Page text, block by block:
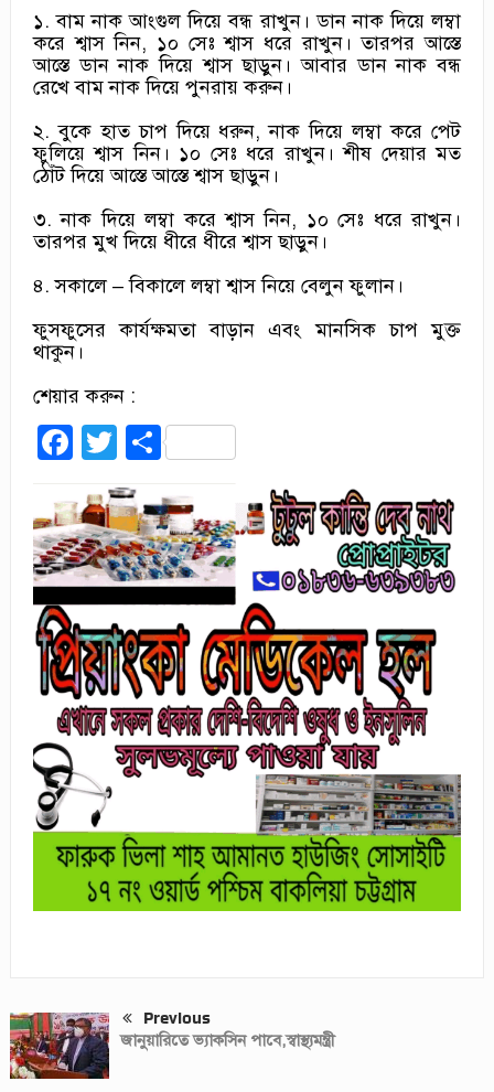
১. বাম নাক আংগুল দিয়ে বন্ধ রাখুন। ডান নাক দিয়ে লম্বা
করে শ্বাস নিন, ১০ সেঃ শ্বাস ধরে রাখুন। তারপর আস্তে
আস্তে ডান নাক দিয়ে শ্বাস ছাড়ুন। আবার ডান নাক বন্ধ
রেখে বাম নাক দিয়ে পুনরায় করুন।
২. বুকে হাত চাপ দিয়ে ধরুন, নাক দিয়ে লম্বা করে পেট
ফুলিয়ে শ্বাস নিন। ১০ সেঃ ধরে রাখুন। শীষ দেয়ার মত
ঠোঁট দিয়ে আস্তে আস্তে শ্বাস ছাড়ুন।
৩. নাক দিয়ে লম্বা করে শ্বাস নিন, ১০ সেঃ ধরে রাখুন।
তারপর মুখ দিয়ে ধীরে ধীরে শ্বাস ছাড়ুন।
৪. সকালে – বিকালে লম্বা শ্বাস নিয়ে বেলুন ফুলান।
ফুসফুসের কার্যক্ষমতা বাড়ান এবং মানসিক চাপ মুক্ত
থাকুন।
শেয়ার করুন :
Facebook
Twitter
Share
Previous
জানুয়ারিতে ভ্যাকসিন পাবে,স্বাস্থ্যমন্ত্রী